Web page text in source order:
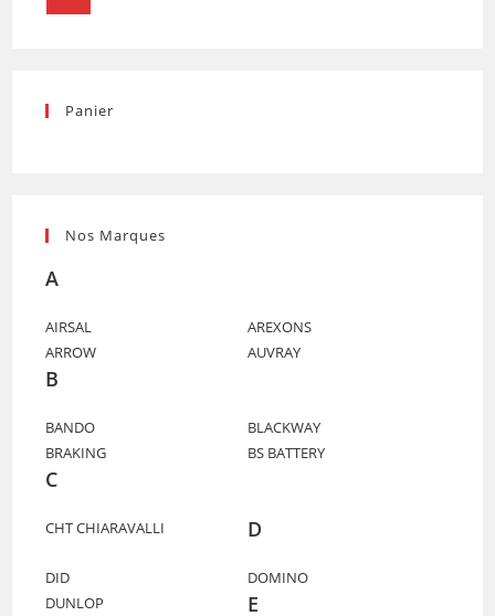
Panier
Nos Marques
A
AIRSAL
AREXONS
ARROW
AUVRAY
B
BANDO
BLACKWAY
BRAKING
BS BATTERY
C
CHT CHIARAVALLI D
DID
DOMINO
DUNLOP
E